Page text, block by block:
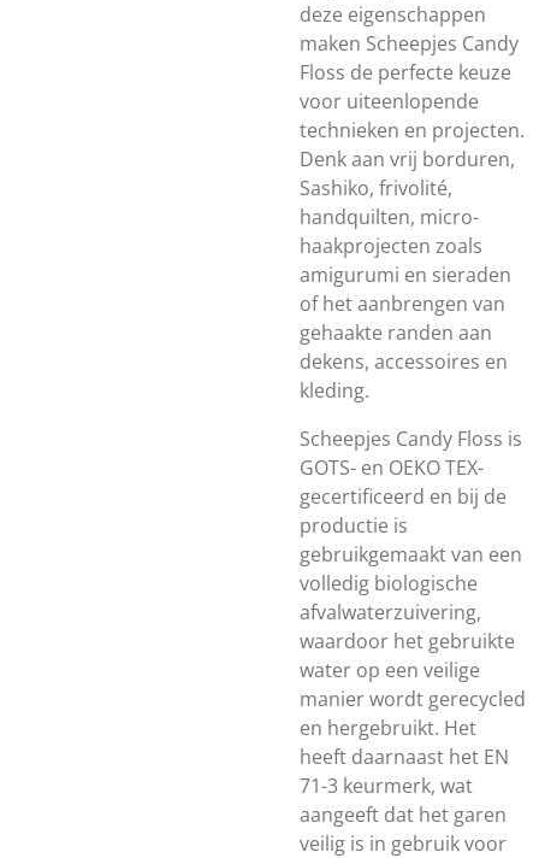
deze eigenschappen
maken Scheepjes Candy
Floss de perfecte keuze
voor uiteenlopende
technieken en projecten.
Denk aan vrij borduren,
Sashiko, frivolité,
handquilten, micro-
haakprojecten zoals
amigurumi en sieraden
of het aanbrengen van
gehaakte randen aan
dekens, accessoires en
kleding.
Scheepjes Candy Floss is
GOTS- en OEKO TEX-
gecertificeerd en bij de
productie is
gebruikgemaakt van een
volledig biologische
afvalwaterzuivering,
waardoor het gebruikte
water op een veilige
manier wordt gerecycled
en hergebruikt. Het
heeft daarnaast het EN
71-3 keurmerk, wat
aangeeft dat het garen
veilig is in gebruik voor